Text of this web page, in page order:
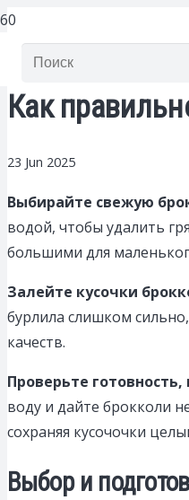
Как
23 Jun 2025
Выбирайте свежую
водой, чтобы удалить
большими для
Залейте кусочки
бурлила слишком
качеств.
Проверьте
воду и дайте брокколи
сохраняя кусочочки
Выбор и